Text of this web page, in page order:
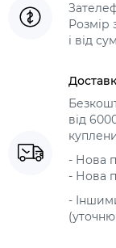
Розмір
і від
від
- Нова
- Нова
-